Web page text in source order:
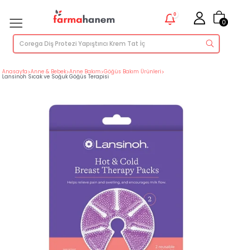
0
0
Anasayfa>Anne & Bebek>Anne Bakım>Göğüs Bakım Ürünleri>
Lansinoh Sıcak ve Soğuk Göğüs Terapisi